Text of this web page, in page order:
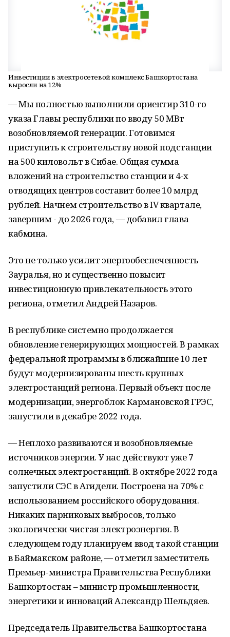
Инвестиции в электросетевой комплекс Башкортостана
выросли на 12%
— Мы полностью выполнили ориентир 310-го
указа Главы республики по вводу 50 МВт
возобновляемой генерации. Готовимся
приступить к строительству новой подстанции
на 500 киловольт в Сибае. Общая сумма
вложений на строительство станции и 4-х
отводящих центров составит более 10 млрд
рублей. Начнем строительство в IV квартале,
завершим - до 2026 года, — добавил глава
кабмина.
Это не только усилит энергообеспеченность
Зауралья, но и существенно повысит
инвестиционную привлекательность этого
региона, отметил Андрей Назаров.
В республике системно продолжается
обновление генерирующих мощностей. В рамках
федеральной программы в ближайшие 10 лет
будут модернизированы шесть крупных
электростанций региона. Первый объект после
модернизации, энергоблок Кармановской ГРЭС,
запустили в декабре 2022 года.
— Неплохо развиваются и возобновляемые
источников энергии. У нас действуют уже 7
солнечных электростанций. В октябре 2022 года
запустили СЭС в Агидели. Построена на 70% с
использованием российского оборудования.
Никаких парниковых выбросов, только
экологически чистая электроэнергия. В
следующем году планируем ввод такой станции
в Баймакском районе, — отметил заместитель
Премьер-министра Правительства Республики
Башкортостан – министр промышленности,
энергетики и инноваций Александр Шельдяев.
Председатель Правительства Башкортостана